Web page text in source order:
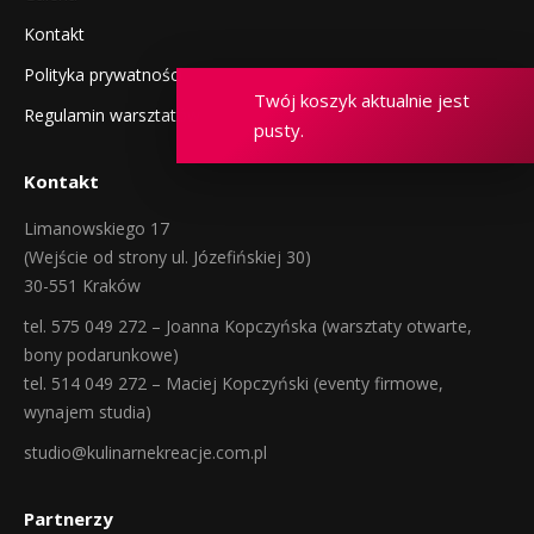
Twój koszyk aktualnie jest
pusty.
Kontakt
Polityka prywatności
Regulamin warsztatów
Kontakt
Limanowskiego 17
(Wejście od strony ul. Józefińskiej 30)
30-551 Kraków
tel. 575 049 272 – Joanna Kopczyńska (warsztaty otwarte,
bony podarunkowe)
tel. 514 049 272 – Maciej Kopczyński (eventy firmowe,
wynajem studia)
studio@kulinarnekreacje.com.pl
Partnerzy